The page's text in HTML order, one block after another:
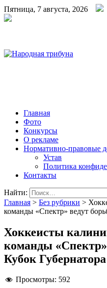
Пятница, 7 августа, 2026
Главная
Фото
Конкурсы
О рекламе
Нормативно-правовые
Устав
Политика
Контакты
Найти:
Главная > Без рубрики >
команды «Спектр» ведут
Хоккеисты
команды «Спектр»
Кубок Губернатора
Просмотры: 592